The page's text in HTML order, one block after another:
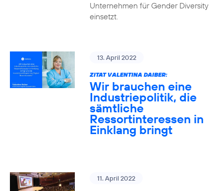
Unternehmen für Gender Diversity
einsetzt.
13. April 2022
ZITAT VALENTINA DAIBER:
Wir brauchen eine
Industriepolitik, die
sämtliche
Ressortinteressen in
Einklang bringt
11. April 2022